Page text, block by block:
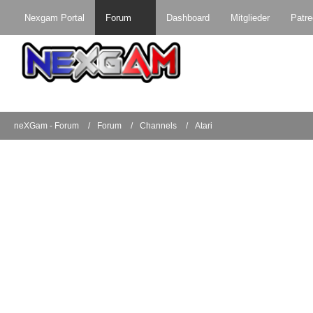
Nexgam Portal Forum Dashboard Mitglieder
neXGam - Forum Forum Channels Atari